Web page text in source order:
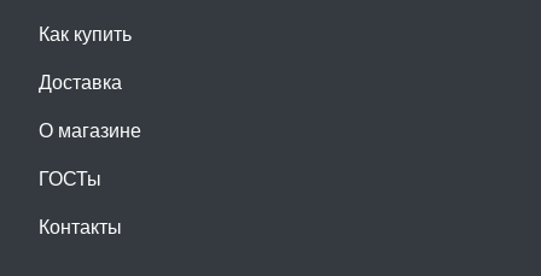
Как купить
Доставка
О магазине
ГОСТы
Контакты